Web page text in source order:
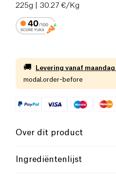
225g | 30.27 €/Kg
🚚 Levering vanaf
modal.order-before
Over dit product
Vegan Glutenvrij
Ingrediëntenlijst